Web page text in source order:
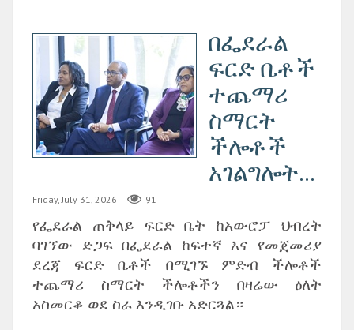
በፌደራል
ፍርድ ቤቶች
ተጨማሪ
ስማርት
ችሎቶች
አገልግሎት...
Friday, July 31, 2026 91
የፌደራል ጠቅላይ ፍርድ ቤት ከአውሮፓ ህብረት
ባገኘው ድጋፍ በፌደራል ከፍተኛ እና የመጀመሪያ
ደረጃ ፍርድ ቤቶች በሚገኙ ምድብ ችሎቶች
ተጨማሪ ስማርት ችሎቶችን በዛሬው ዕለት
አስመርቆ ወደ ስራ እንዲገቡ አድርጓል።